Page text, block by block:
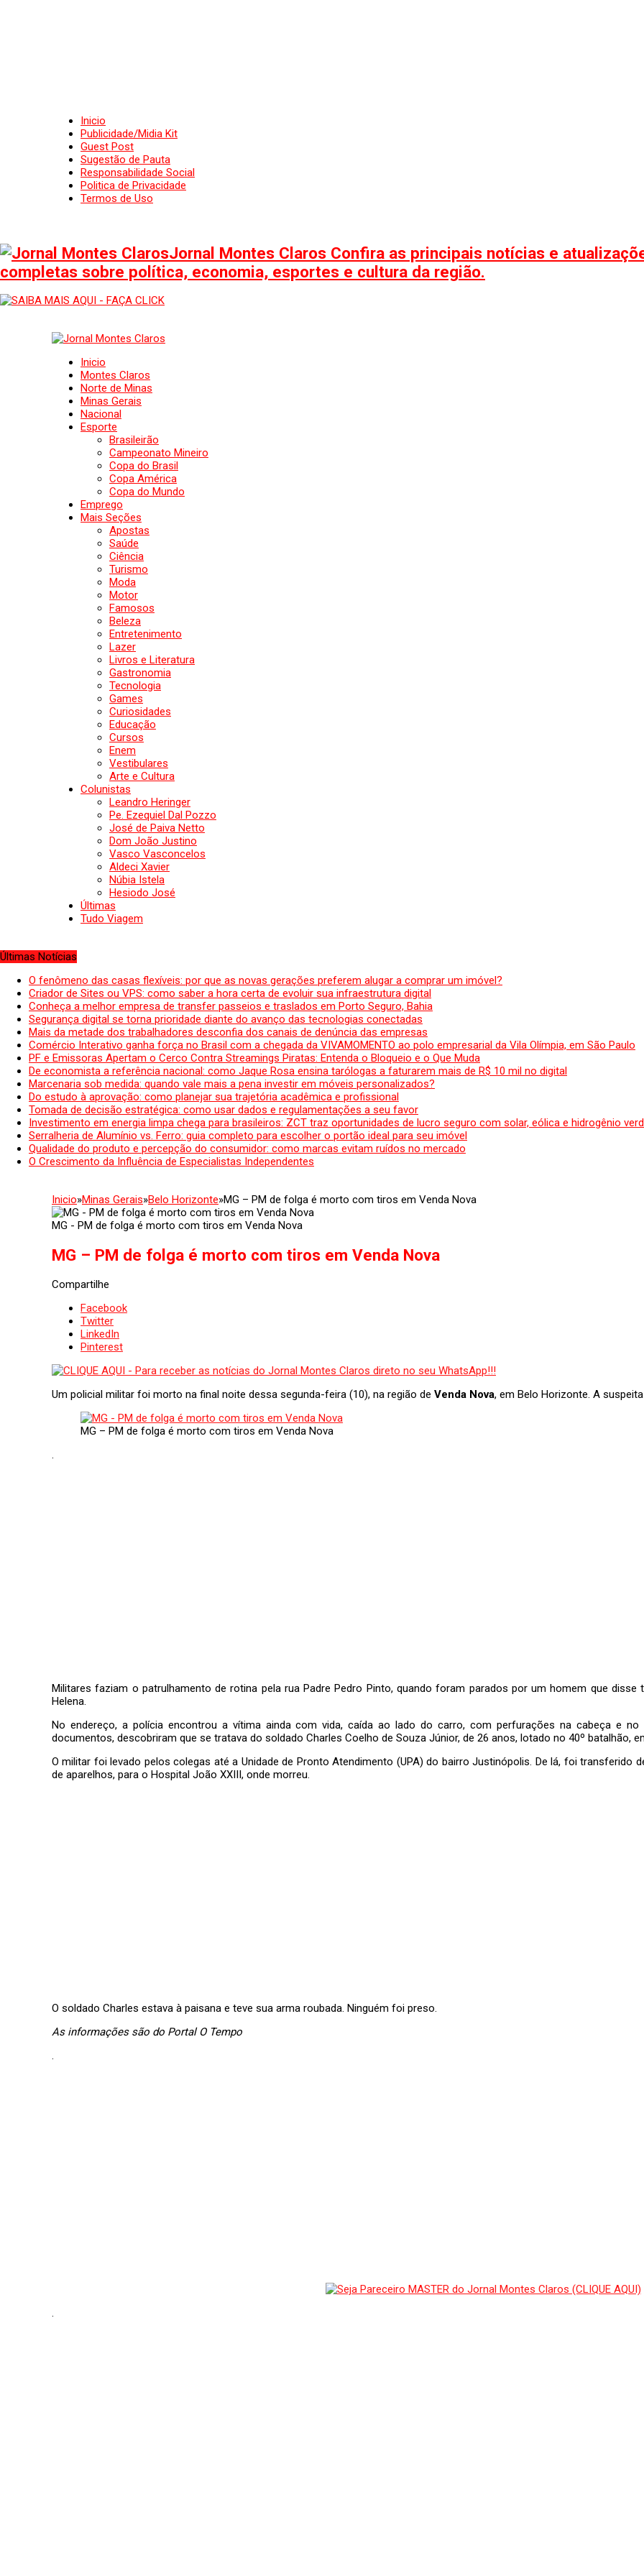
Inicio
Publicidade/Midia Kit
Guest Post
Sugestão de Pauta
Responsabilidade Social
Politica de Privacidade
Termos de Uso
Jornal Montes Claros Confira as principais notícias e
completas sobre política, economia, esportes e cultura da região.
Inicio
Montes Claros
Norte de Minas
Minas Gerais
Nacional
Esporte
Brasileirão
Campeonato Mineiro
Copa do Brasil
Copa América
Copa do Mundo
Emprego
Mais Seções
Apostas
Saúde
Ciência
Turismo
Moda
Motor
Famosos
Beleza
Entretenimento
Lazer
Livros e Literatura
Gastronomia
Tecnologia
Games
Curiosidades
Educação
Cursos
Enem
Vestibulares
Arte e Cultura
Colunistas
Leandro Heringer
Pe. Ezequiel Dal Pozzo
José de Paiva Netto
Dom João Justino
Vasco Vasconcelos
Aldeci Xavier
Núbia Istela
Hesiodo José
Últimas
Tudo Viagem
Últimas Notícias
O fenômeno das casas flexíveis: por que as novas gerações preferem alugar a comprar um imóvel?
Criador de Sites ou VPS: como saber a hora certa de evoluir sua infraestrutura digital
Conheça a melhor empresa de transfer passeios e traslados em Porto Seguro, Bahia
Segurança digital se torna prioridade diante do avanço das tecnologias conectadas
Mais da metade dos trabalhadores desconfia dos canais de denúncia das empresas
Comércio Interativo ganha força no Brasil com a chegada da VIVAMOMENTO ao polo empresarial da Vila Olímpia, em São Paulo
PF e Emissoras Apertam o Cerco Contra Streamings Piratas: Entenda o Bloqueio e o Que Muda
De economista a referência nacional: como Jaque Rosa ensina tarólogas a faturarem mais de R$ 10 mil no digital
Marcenaria sob medida: quando vale mais a pena investir em móveis personalizados?
Do estudo à aprovação: como planejar sua trajetória acadêmica e profissional
Tomada de decisão estratégica: como usar dados e regulamentações a seu favor
Investimento em energia limpa chega para brasileiros: ZCT traz oportunidades de lucro seguro com solar, eólica e hidrogênio
Serralheria de Alumínio vs. Ferro: guia completo para escolher o portão ideal para seu imóvel
Qualidade do produto e percepção do consumidor: como marcas evitam ruídos no mercado
O Crescimento da Influência de Especialistas Independentes
Inicio»Minas Gerais»Belo Horizonte»MG – PM de folga é morto com tiros em Venda Nova
MG - PM de folga é morto com tiros em Venda Nova
MG – PM de folga é morto com tiros em Venda Nova
Compartilhe
Facebook
Twitter
LinkedIn
Pinterest
Um policial militar foi morto na final noite dessa segunda-feira (10), na região de Venda Nova, em Belo Horizonte. A
MG – PM de folga é morto com tiros em Venda Nova
.
Militares faziam o patrulhamento de rotina pela rua Padre Pedro Pinto, quando foram parados por um homem que
Helena.
No endereço, a polícia encontrou a vítima ainda com vida, caída ao lado do carro, com perfurações na cabeça e
documentos, descobriram que se tratava do soldado Charles Coelho de Souza Júnior, de 26 anos, lotado no 40º batalhão,
O militar foi levado pelos colegas até a Unidade de Pronto Atendimento (UPA) do bairro Justinópolis. De lá, foi transferido
de aparelhos, para o Hospital João XXIII, onde morreu.
O soldado Charles estava à paisana e teve sua arma roubada. Ninguém foi preso.
As informações são do Portal O Tempo
.
.